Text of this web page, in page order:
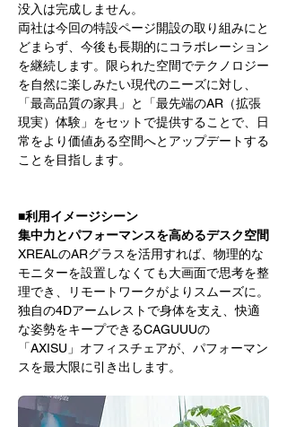
没入は完成しません。
両社は今回の特設ページ開設の取り組みにと
どまらず、今後も長期的にコラボレーション
を継続します。限られた空間でテクノロジー
を自然に楽しみたい現代のニーズに対し、
「最高品質の家具」と「最先端のAR（拡張
現実）体験」をセットで提供することで、日
常をより価値ある空間へとアップデートする
ことを目指します。
■利用イメージシーン
集中力とパフォーマンスを高めるデスク空間
XREALのARグラスを活用すれば、物理的な
モニターを設置しなくても大画面で思考を整
理でき、リモートワークがよりスムーズに。
独自の4Dアームレストで身体を支え、快適
な姿勢をキープできるCAGUUUの
「AXISU」オフィスチェアが、パフォーマン
スを最大限に引き出します。